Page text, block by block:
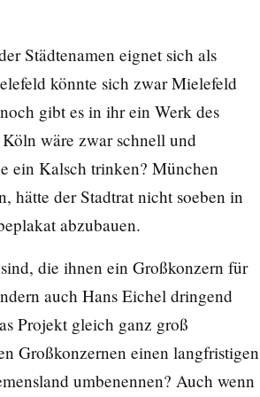
Städtenamen eignet sich als
könnte sich zwar Mielefeld
gibt es in ihr ein Werk des
wäre zwar schnell und
ein Kalsch trinken? München
hätte der Stadtrat nicht soeben in
abzubauen.
die ihnen ein Großkonzern für
auch Hans Eichel dringend
Projekt gleich ganz groß
Großkonzernen einen langfristigen
umbenennen? Auch wenn